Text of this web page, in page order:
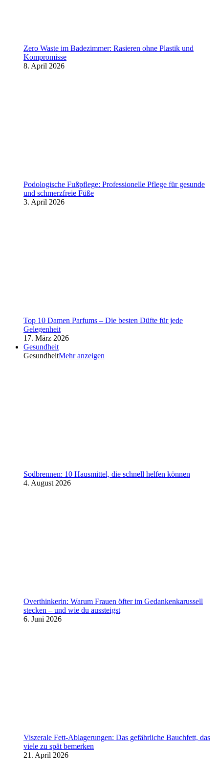
Zero Waste im Badezimmer: Rasieren ohne Plastik und
Kompromisse
8. April 2026
Podologische Fußpflege: Professionelle Pflege für gesunde
und schmerzfreie Füße
3. April 2026
Top 10 Damen Parfums – Die besten Düfte für jede
Gelegenheit
17. März 2026
Gesundheit
GesundheitMehr anzeigen
Sodbrennen: 10 Hausmittel, die schnell helfen können
4. August 2026
Overthinkerin: Warum Frauen öfter im Gedankenkarussell
stecken – und wie du aussteigst
6. Juni 2026
Viszerale Fett-Ablagerungen: Das gefährliche Bauchfett, das
viele zu spät bemerken
21. April 2026